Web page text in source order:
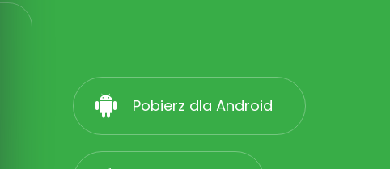
Pobierz dla Android